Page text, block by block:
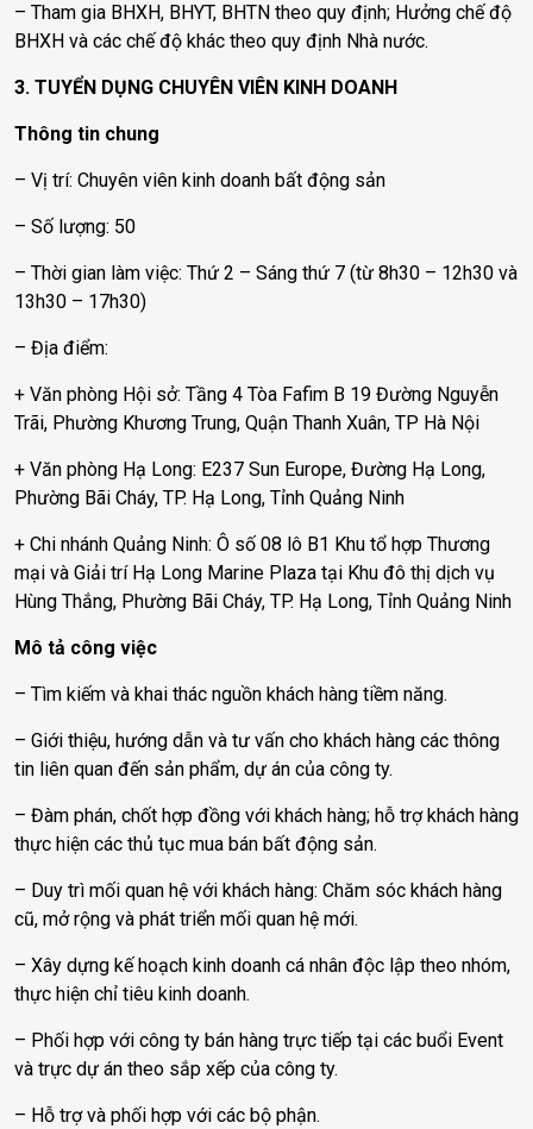
– Tham gia BHXH, BHYT, BHTN theo quy định; Hưởng chế độ
BHXH và các chế độ khác theo quy định Nhà nước.
3. TUYỂN DỤNG CHUYÊN VIÊN KINH DOANH
Thông tin chung
– Vị trí: Chuyên viên kinh doanh bất động sản
– Số lượng: 50
– Thời gian làm việc: Thứ 2 – Sáng thứ 7 (từ 8h30 – 12h30 và
13h30 – 17h30)
– Địa điểm:
+ Văn phòng Hội sở: Tầng 4 Tòa Fafim B 19 Đường Nguyễn
Trãi, Phường Khương Trung, Quận Thanh Xuân, TP Hà Nội
+ Văn phòng Hạ Long: E237 Sun Europe, Đường Hạ Long,
Phường Bãi Cháy, TP. Hạ Long, Tỉnh Quảng Ninh
+ Chi nhánh Quảng Ninh: Ô số 08 lô B1 Khu tổ hợp Thương
mại và Giải trí Hạ Long Marine Plaza tại Khu đô thị dịch vụ
Hùng Thắng, Phường Bãi Cháy, TP. Hạ Long, Tỉnh Quảng Ninh
Mô tả công việc
– Tìm kiếm và khai thác nguồn khách hàng tiềm năng.
– Giới thiệu, hướng dẫn và tư vấn cho khách hàng các thông
tin liên quan đến sản phẩm, dự án của công ty.
– Đàm phán, chốt hợp đồng với khách hàng; hỗ trợ khách hàng
thực hiện các thủ tục mua bán bất động sản.
– Duy trì mối quan hệ với khách hàng: Chăm sóc khách hàng
cũ, mở rộng và phát triển mối quan hệ mới.
– Xây dựng kế hoạch kinh doanh cá nhân độc lập theo nhóm,
thực hiện chỉ tiêu kinh doanh.
– Phối hợp với công ty bán hàng trực tiếp tại các buổi Event
và trực dự án theo sắp xếp của công ty.
– Hỗ trợ và phối hợp với các bộ phận.